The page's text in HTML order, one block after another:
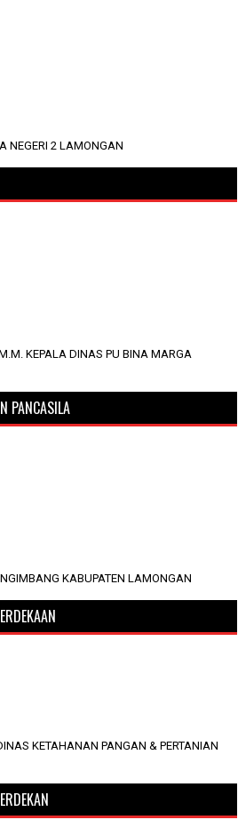
NEGERI 2 LAMONGAN
KEPALA DINAS PU BINA MARGA
PANCASILA
KABUPATEN LAMONGAN
KETAHANAN PANGAN & PERTANIAN